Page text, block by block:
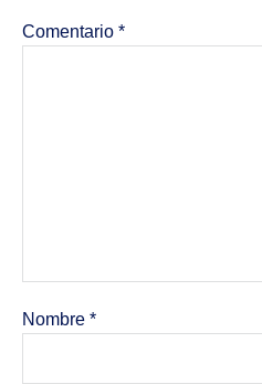
Comentario *
Nombre *